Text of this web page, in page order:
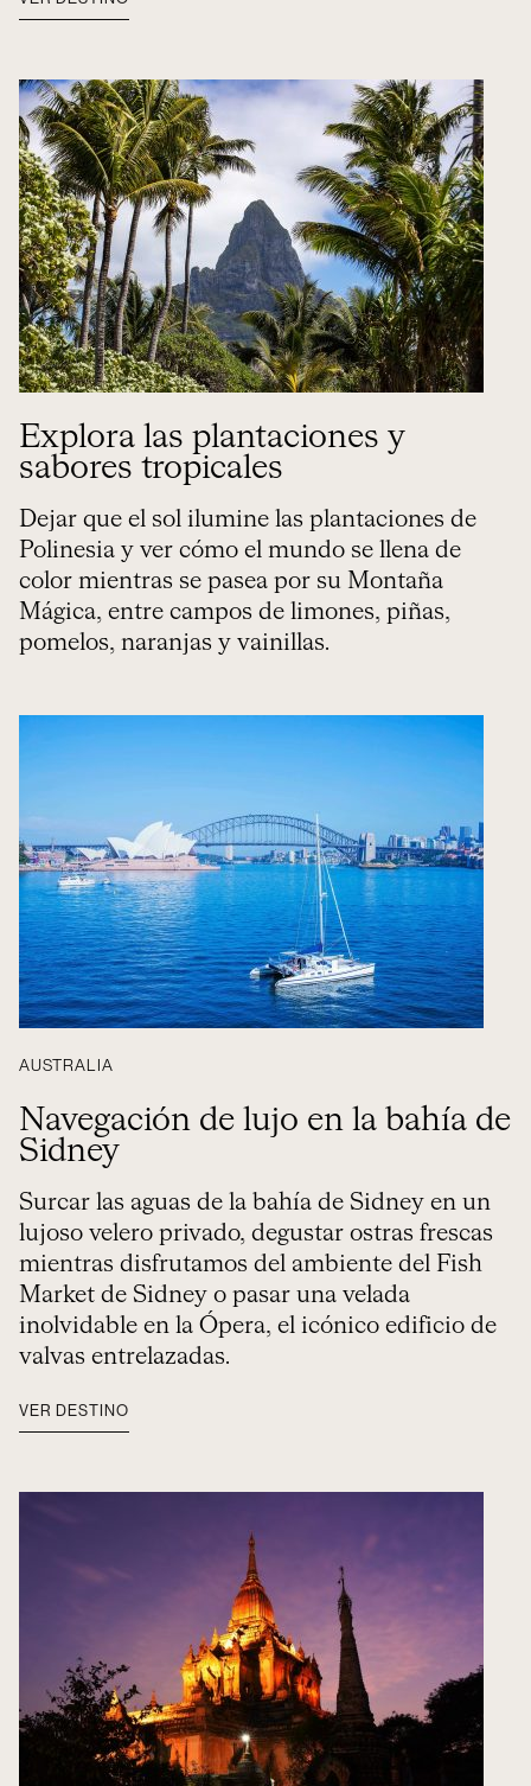
Explora las plantaciones y
sabores tropicales
Dejar que el sol ilumine las plantaciones de
Polinesia y ver cómo el mundo se llena de
color mientras se pasea por su Montaña
Mágica, entre campos de limones, piñas,
pomelos, naranjas y vainillas.
AUSTRALIA
Navegación de lujo en la bahía de
Sidney
Surcar las aguas de la bahía de Sidney en un
lujoso velero privado, degustar ostras frescas
mientras disfrutamos del ambiente del Fish
Market de Sidney o pasar una velada
inolvidable en la Ópera, el icónico edificio de
valvas entrelazadas.
VER DESTINO